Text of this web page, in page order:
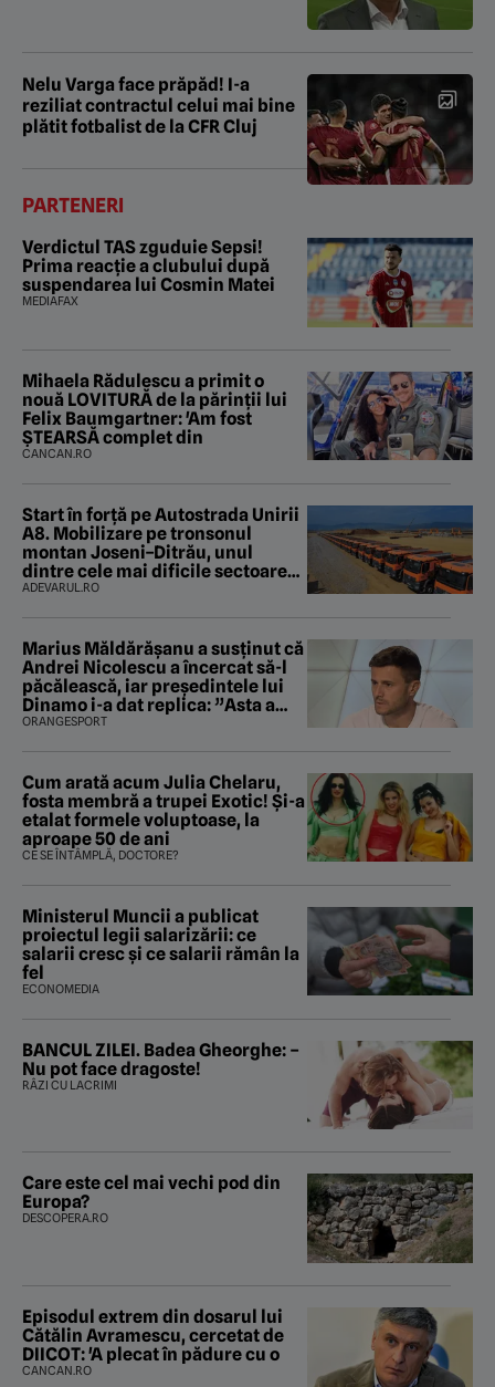
Nelu Varga face prăpăd! I-a
reziliat contractul celui mai bine
plătit fotbalist de la CFR Cluj
PARTENERI
Verdictul TAS zguduie Sepsi!
Prima reacție a clubului după
suspendarea lui Cosmin Matei
MEDIAFAX
Mihaela Rădulescu a primit o
nouă LOVITURĂ de la părinții lui
Felix Baumgartner: 'Am fost
ȘTEARSĂ complet din
CANCAN.RO
Start în forță pe Autostrada Unirii
A8. Mobilizare pe tronsonul
montan Joseni–Ditrău, unul
dintre cele mai dificile sectoare
care traversează Carpații
ADEVARUL.RO
Marius Măldărăşanu a susţinut că
Andrei Nicolescu a încercat să-l
păcălească, iar preşedintele lui
Dinamo i-a dat replica: ”Asta a
fost istoria”
ORANGESPORT
Cum arată acum Julia Chelaru,
fosta membră a trupei Exotic! Și-a
etalat formele voluptoase, la
aproape 50 de ani
CE SE ÎNTÂMPLĂ, DOCTORE?
Ministerul Muncii a publicat
proiectul legii salarizării: ce
salarii cresc și ce salarii rămân la
fel
ECONOMEDIA
BANCUL ZILEI. Badea Gheorghe: –
Nu pot face dragoste!
RÂZI CU LACRIMI
Care este cel mai vechi pod din
Europa?
DESCOPERA.RO
Episodul extrem din dosarul lui
Cătălin Avramescu, cercetat de
DIICOT: 'A plecat în pădure cu o
CANCAN.RO